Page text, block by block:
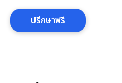
ปรึกษาฟรี